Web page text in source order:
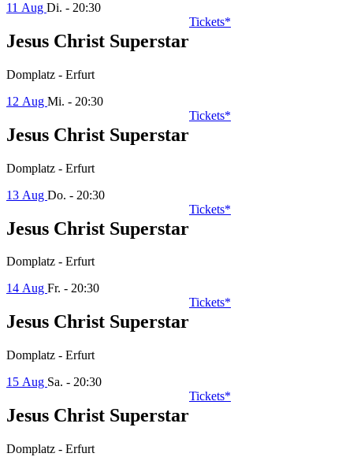
11 Aug Di. - 20:30
Jesus Christ Superstar
Domplatz - Erfurt
Tickets*
12 Aug Mi. - 20:30
Jesus Christ Superstar
Domplatz - Erfurt
Tickets*
13 Aug Do. - 20:30
Jesus Christ Superstar
Domplatz - Erfurt
Tickets*
14 Aug Fr. - 20:30
Jesus Christ Superstar
Domplatz - Erfurt
Tickets*
15 Aug Sa. - 20:30
Jesus Christ Superstar
Domplatz - Erfurt
Tickets*